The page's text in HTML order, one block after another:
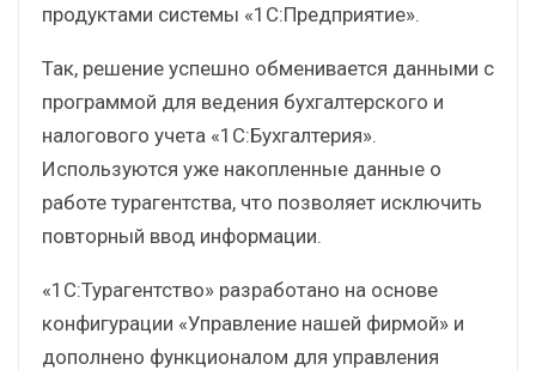
продуктами системы «1С:Предприятие».
Так, решение успешно обменивается данными с
программой для ведения бухгалтерского и
налогового учета «1С:Бухгалтерия».
Используются уже накопленные данные о
работе турагентства, что позволяет исключить
повторный ввод информации.
«1С:Турагентство» разработано на основе
конфигурации «Управление нашей фирмой» и
дополнено функционалом для управления